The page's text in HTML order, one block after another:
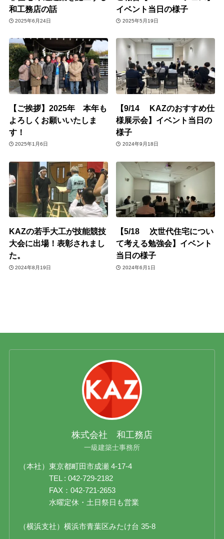
和工務店の話
2025年6月24日
イベント当日の様子
2025年5月19日
【ご挨拶】2025年 本年も
よろしくお願いいたしま
す！
2025年1月6日
【9/14 KAZのおすすめ仕
様展示会】イベント当日の
様子
2024年9月18日
KAZの若手大工が技能競技
大会に出場！表彰されまし
た。
2024年8月19日
【5/18 次世代住宅につい
て考える勉強会】イベント
当日の様子
2024年6月1日
株式会社 和工務店
一級建築士事務所
（本社）東京都町田市成瀬 4-17-4
TEL : 042-729-2182
FAX：042-721-2653
水曜定休・土日祭日も営業
（横浜支社）横浜市青葉区みたけ台 35-8